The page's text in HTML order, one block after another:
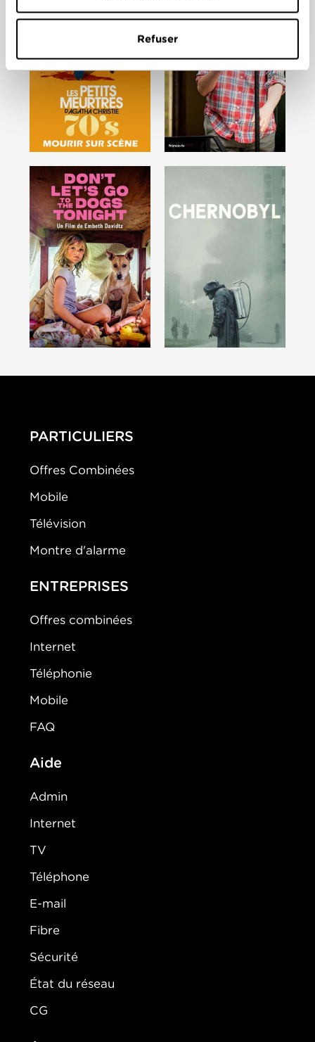
Refuser
PARTICULIERS
Offres Combinées
Mobile
Télévision
Montre d'alarme
ENTREPRISES
Offres combinées
Internet
Téléphonie
Mobile
FAQ
Aide
Admin
Internet
TV
Téléphone
E-mail
Fibre
Sécurité
État du réseau
CG